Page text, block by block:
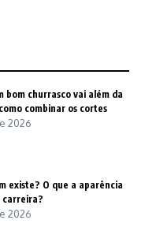
bom churrasco vai além da
combinar os cortes
2026
existe? O que a aparência
carreira?
2026